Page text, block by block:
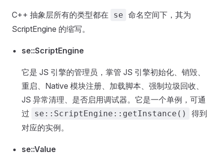
C++ 抽象层所有的类型都在 se 命名空间下，其为
ScriptEngine 的缩写。
se::ScriptEngine
它是 JS 引擎的管理员，掌管 JS 引擎初始化、销毁、
重启、Native 模块注册、加载脚本、强制垃圾回收、
JS 异常清理、是否启用调试器。它是一个单例，可通
过
se::ScriptEngine::getInstance()
得到
对应的实例。
se::Value